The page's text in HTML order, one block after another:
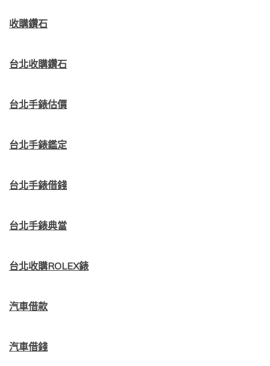
收購鑽石
台北收購鑽石
台北手錶估價
台北手錶鑑定
台北手錶借錢
台北手錶典當
台北收購ROLEX錶
汽車借款
汽車借錢